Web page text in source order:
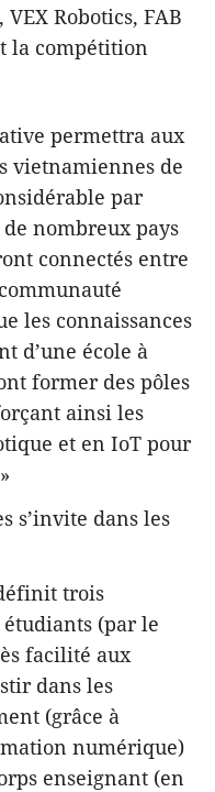
Robotics, FAB
la compétition
permettra aux
vietnamiennes de
par
nombreux pays
connectés entre
les connaissances
d’une école à
former des pôles
ainsi les
et en IoT pour
s’invite dans les
trois
(par le
facilité aux
dans les
(grâce à
numérique)
enseignant (en